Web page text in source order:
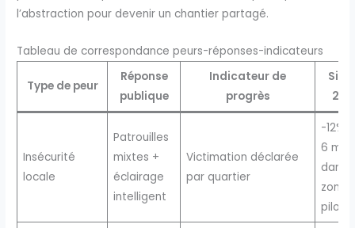
l’abstraction pour devenir un chantier partagé.
Tableau de correspondance peurs-réponses-indicateurs
Type de peur
Réponse
publique
Indicateur de
progrès
Insécurité
locale
Patrouilles
mixtes +
éclairage
intelligent
Victimation déclarée
par quartier
-12%
6
dans
zones